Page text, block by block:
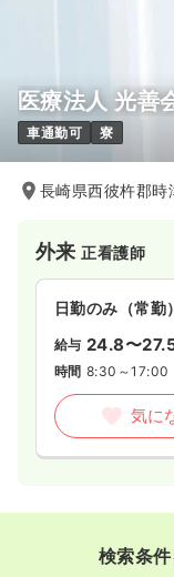
日勤のみ（パー
給与 時給1,200
時間 8:30～13:00
日祝休み
時給
気に
医療法人 光善
車通勤可 寮
長崎県西彼杵郡時
外来正看護師
日勤のみ（常勤）
給与 24.8〜
時間 8:30～17:00
気に
検索条